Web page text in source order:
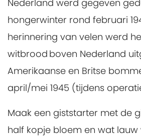
Nederland werd gegeven
hongerwinter rond februari
herinnering van velen werd
witbrood boven Nederland
Amerikaanse en Britse
april/mei 1945 (tijdens
Maak een giststarter met de
half kopje bloem en wat lauw